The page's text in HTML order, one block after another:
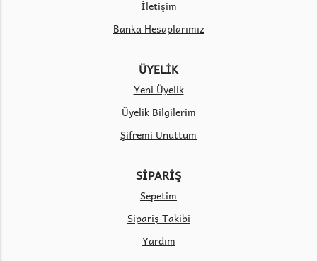
İletişim
Banka Hesaplarımız
ÜYELİK
Yeni Üyelik
Üyelik Bilgilerim
Şifremi Unuttum
SİPARİŞ
Sepetim
Sipariş Takibi
Yardım